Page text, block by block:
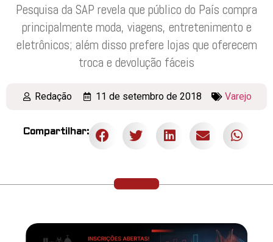
Pesquisa da SAP revela que público do País compra
principalmente moda, viagens, entretenimento e
eletrônicos; além disso prefere lojas que oferecem
troca e devolução fáceis
Redação 11 de setembro de 2018 Varejo
Compartilhar: